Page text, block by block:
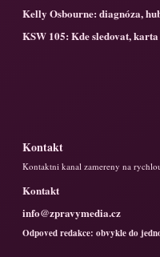
Kelly Osbourne: diagnóza,
KSW 105: Kde sledovat,
Kontakt
Kontaktni kanal zamereny na
Kontakt
info@zpravymedia.cz
Odpoved redakce: obvykle do